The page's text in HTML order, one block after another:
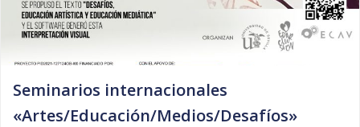
Seminarios internacionales
«Artes/Educación/Medios/Desafíos»